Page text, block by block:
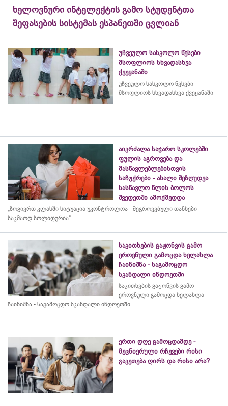
ხელოვნური ინტელექტის გამო სტუდენტთა
შეფასების სისტემას ესპანეთში ცვლიან
უჩვეულო სასკოლო წესები
მსოფლიოს სხვადასხვა
ქვეყანაში
უჩვეულო სასკოლო წესები
მსოფლიოს სხვადასხვა ქვეყანაში
აიკრძალა საჯარო სკოლებში
ფულის აგროვება და
მასწავლებლებისთვის
საჩუქრები - ახალი შეზღუდვა
სასწავლო წლის ბოლოს
შვედეთში ამოქმედდა
„ზოგიერთ კლასში სიტუაცია უკონტროლოა - შეგროვებული თანხები
საკმაოდ სოლიდურია“...
საკითხების გაჟონვის გამო
ეროვნული გამოცდა ხელახლა
ჩაინიშნა - საგამოცდო
სკანდალი ინდოეთში
საკითხების გაჟონვის გამო
ეროვნული გამოცდა ხელახლა
ჩაინიშნა - საგამოცდო სკანდალი ინდოეთში
ერთი დღე გამოცდამდე -
მეცნიერული რჩევები რისი
გაკეთება ღირს და რისი არა?